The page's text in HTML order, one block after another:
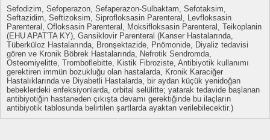
Sefodizim, Sefoperazon, Sefaperazon-Sulbaktam, Sefotaksim,
Seftazidim, Seftizoksim, Siprofloksasin Parenteral, Levfloksasin
Parenteral, Ofloksasin Parenteral, Moksifloksasin Parenteral, Teikoplanin
(EHU APAT'TA KY), Gansiklovir Parenteral (Kanser Hastalarında,
Tüberküloz Hastalarında, Bronşektazide, Pnömonide, Diyaliz tedavisi
gören ve Kronik Böbrek Hastalarında, Nefrotik Sendromda,
Osteomiyelitte, Tromboflebitte, Kistik Fibroziste, Antibiyotik kullanımı
gerektiren immün bozukluğu olan hastalarda, Kronik Karaciğer
Hastalıklarında ve Diyabetli Hastalarda, bir aydan küçük yenidoğan
bebeklerdeki enfeksiyonlarda, orbital selülitte; yatarak tedavide başlanan
antibiyotiğin hastaneden çıkışta devamı gerektiğinde bu ilaçların
antibiyotik tablosunda belirtilen şartlarda ayaktan verilebilecektir.)